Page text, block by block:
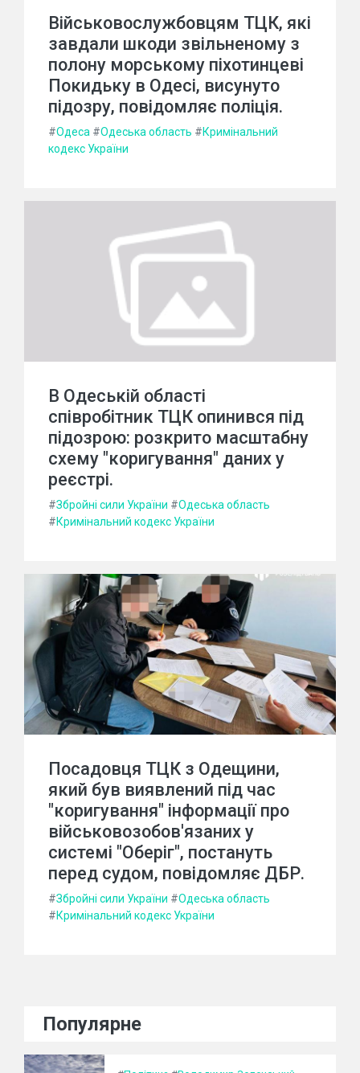
Військовослужбовцям ТЦК, які
завдали шкоди звільненому з
полону морському піхотинцеві
Покидьку в Одесі, висунуто
підозру, повідомляє поліція.
#Одеса #Одеська область #Кримінальний
кодекс України
В Одеській області
співробітник ТЦК опинився під
підозрою: розкрито масштабну
схему "коригування" даних у
реєстрі.
#Збройні сили України #Одеська область
#Кримінальний кодекс України
Посадовця ТЦК з Одещини,
який був виявлений під час
"коригування" інформації про
військовозобов'язаних у
системі "Оберіг", постануть
перед судом, повідомляє ДБР.
#Збройні сили України #Одеська область
#Кримінальний кодекс України
Популярне